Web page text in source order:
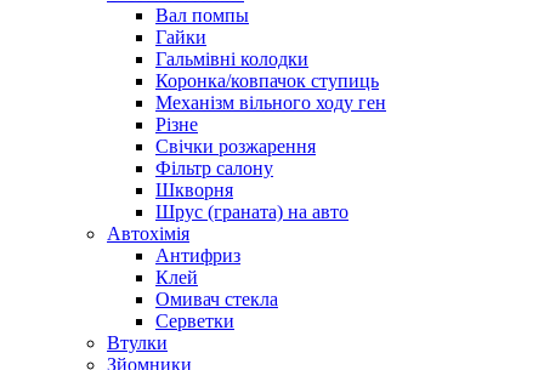
Вал помпы
Гайки
Гальмівні колодки
Коронка/ковпачок ступиць
Механізм вільного ходу ген
Різне
Свічки розжарення
Фільтр салону
Шкворня
Шрус (граната) на авто
Автохімія
Антифриз
Клей
Омивач стекла
Серветки
Втулки
Зйомники